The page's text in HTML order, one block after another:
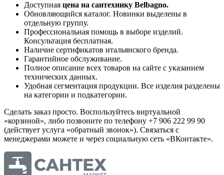
Доступная цена на сантехнику Belbagno.
Обновляющийся каталог. Новинки выделены в
отдельную группу.
Профессиональная помощь в выборе изделий.
Консультация бесплатная.
Наличие сертификатов итальянского бренда.
Гарантийное обслуживание.
Полное описание всех товаров на сайте с указанием
технических данных.
Удобная сегментация продукции. Все изделия разделены
на категории и подкатегории.
Сделать заказ просто. Воспользуйтесь виртуальной
«корзиной», либо позвоните по телефону +7 906 222 99 90
(действует услуга «обратный звонок»). Связаться с
менеджерами можете и через социальную сеть «ВКонтакте».